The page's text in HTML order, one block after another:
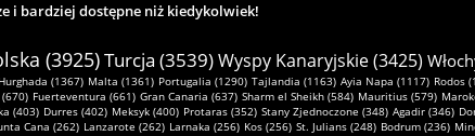
i bardziej dostępne niż kiedykolwiek!
(3925)Turcja (3539)Wyspy Kanaryjskie (3425)
Hurghada (1367) Malta (1361) Portugalia (1290) Tajlandia (1163) Ayia Napa (1117) Rodos
Fuerteventura (661) Gran Canaria (637) Sharm el Sheikh (584) Mauritius (579)
(403) Durres (402) Meksyk (400) Protaras (352) Stany Zjednoczone (348) Agadir (346)
Cana (262) Lanzarote (262) Larnaka (256) Kos (256) St. Julians (248) Bodrum (236)